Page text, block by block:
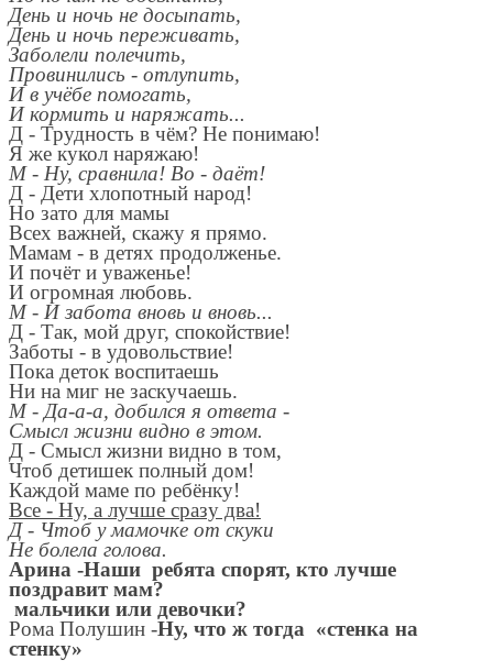
День и ночь не досыпать,
День и ночь переживать,
Заболели полечить,
Провинились - отлупить,
И в учёбе помогать,
И кормить и наряжать...
Д - Трудность в чём? Не понимаю!
Я же кукол наряжаю!
М - Ну, сравнила! Во - даёт!
Д - Дети хлопотный народ!
Но зато для мамы
Всех важней, скажу я прямо.
Мамам - в детях продолженье.
И почёт и уваженье!
И огромная любовь.
М - И забота вновь и вновь...
Д - Так, мой друг, спокойствие!
Заботы - в удовольствие!
Пока деток воспитаешь
Ни на миг не заскучаешь.
М - Да-а-а, добился я ответа -
Смысл жизни видно в этом.
Д - Смысл жизни видно в том,
Чтоб детишек полный дом!
Каждой маме по ребёнку!
Все - Ну, а лучше сразу два!
Д - Чтоб у мамочке от скуки
Не болела голова.
Арина -Наши ребята спорят, кто лучше
поздравит мам?
мальчики или девочки?
Рома Полушин -Ну, что ж тогда «стенка на
стенку»